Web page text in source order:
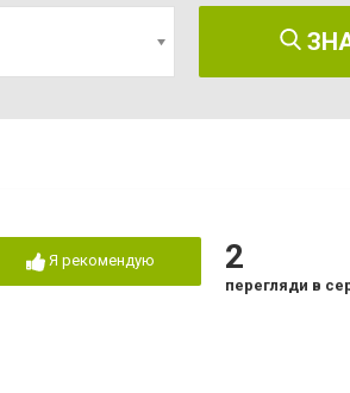
Я рекомендую 2
перегляди в